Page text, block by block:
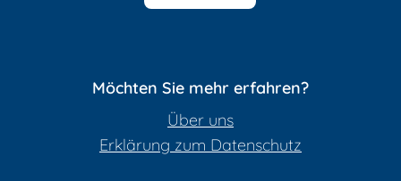
Möchten Sie mehr erfahren?
Über uns
Erklärung zum Datenschutz